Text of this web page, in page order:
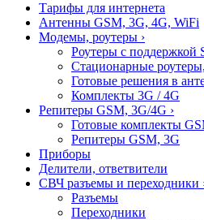
Тарифы для интернета
Антенны GSM, 3G, 4G, WiFi
Модемы, роутеры ›
Роутеры с поддержкой
Стационарные
Готовые решения в
Комплекты 3G / 4G
Репитеры GSM, 3G/4G ›
Готовые комплекты
Репитеры GSM, 3G
Приборы
Делители, ответвители
СВЧ разъемы и переходники
Разъемы
Переходники